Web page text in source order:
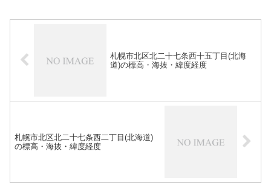
札幌市北区北二十七条西十五丁目(北海
道)の標高・海抜・緯度経度
札幌市北区北二十七条西二丁目(北海道)
の標高・海抜・緯度経度